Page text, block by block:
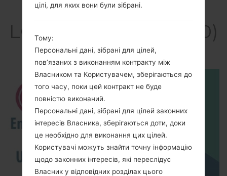
Відео
LGKH3900(LGKH3900)
akaLG Joypop
цілі, для яких вони були зібрані.
Тому:
Персональні дані, зібрані для цілей,
пов’язаних з виконанням контракту між
Власником та Користувачем, зберігаються до
того часу, поки цей контракт не буде
повністю виконаний.
Персональні дані, зібрані для цілей законних
інтересів Власника, зберігаються доти, доки
це необхідно для виконання цих цілей.
Користувачі можуть знайти точну інформацію
щодо законних інтересів, які переслідує
Власник у відповідних розділах цього